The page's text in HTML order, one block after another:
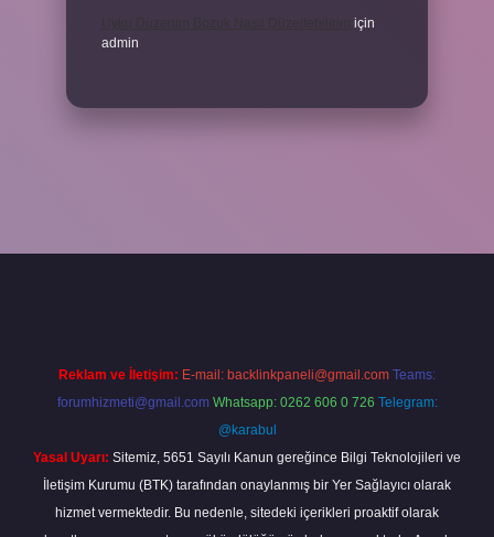
için
admin
Reklam ve İletişim: E-mail: backlinkpaneli@gmail.com Teams:
forumhizmeti@gmail.com Whatsapp: 0262 606 0 726 Telegram:
@karabul
Yasal Uyarı: Sitemiz, 5651 Sayılı Kanun gereğince Bilgi Teknolojileri ve
İletişim Kurumu (BTK) tarafından onaylanmış bir Yer Sağlayıcı olarak
hizmet vermektedir. Bu nedenle, sitedeki içerikleri proaktif olarak